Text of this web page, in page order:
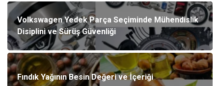
Volkswagen Yedek Parça Seçiminde Mühendislik
Disiplini ve Sürüş Güvenliği
Fındık Yağının Besin Değeri ve İçeriği